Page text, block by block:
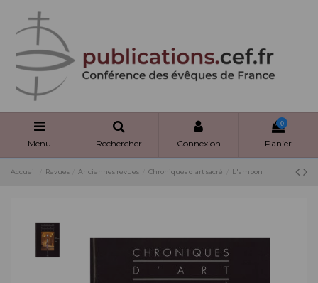
Menu Rechercher Connexion
0
Panier
Accueil Revues Anciennes revues Chroniques d'art sacré L'ambon